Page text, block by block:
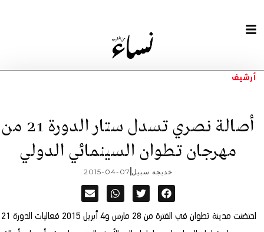
أرشيف
أصالة نصري تسدل ستار الدورة 21 من
مهرجان تطوان السينمائي الدولي
خديجة سبيل 2015-04-07
احتضنت مدينة تطوان في الفترة من 28 مارس و4 أبريل 2015 فعاليات الدورة 21